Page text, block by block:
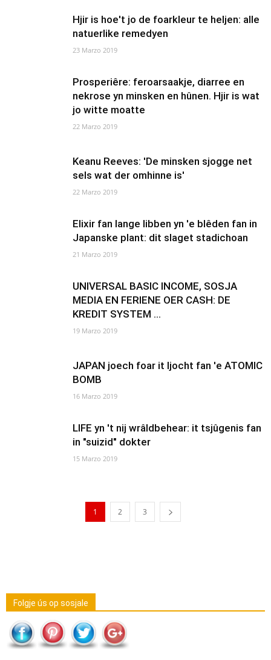
Hjir is hoe't jo de foarkleur te heljen: alle
natuerlike remedyen
23 Marzo 2019
Prosperiêre: feroarsaakje, diarree en
nekrose yn minsken en hûnen. Hjir is wat
jo witte moatte
22 Marzo 2019
Keanu Reeves: 'De minsken sjogge net
sels wat der omhinne is'
22 Marzo 2019
Elixir fan lange libben yn 'e blêden fan in
Japanske plant: dit slaget stadichoan
21 Marzo 2019
UNIVERSAL BASIC INCOME, SOSJA
MEDIA EN FERIENE OER CASH: DE
KREDIT SYSTEM ...
19 Marzo 2019
JAPAN joech foar it ljocht fan 'e ATOMIC
BOMB
16 Marzo 2019
LIFE yn 't nij wrâldbehear: it tsjûgenis fan
in "suizid" dokter
15 Marzo 2019
1 2 3
Folgje ús op sosjale